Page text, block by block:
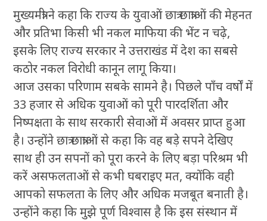
मुख्यमंत्री ने कहा कि राज्य के युवाओं छात्र छात्राओं की मेहनत
और प्रतिभा किसी भी नकल माफिया की भेंट न चढ़े,
इसके लिए राज्य सरकार ने उत्तराखंड में देश का सबसे
कठोर नकल विरोधी कानून लागू किया।
आज उसका परिणाम सबके सामने है। पिछले पाँच वर्षों में
33 हजार से अधिक युवाओं को पूरी पारदर्शिता और
निष्पक्षता के साथ सरकारी सेवाओं में अवसर प्राप्त हुआ
है। उन्होंने छात्र छात्राओं से कहा कि वह बड़े सपने देखिए
साथ ही उन सपनों को पूरा करने के लिए बड़ा परिश्रम भी
करें असफलताओं से कभी घबराइए मत, क्योंकि वही
आपको सफलता के लिए और अधिक मजबूत बनाती है।
उन्होंने कहा कि मुझे पूर्ण विश्वास है कि इस संस्थान में